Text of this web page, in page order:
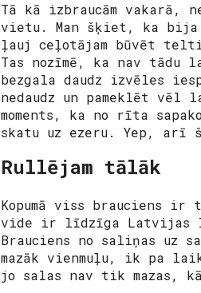
Tā kā izbraucām vakarā,
vietu. Man šķiet, ka
ļauj ceļotājam būvēt
Tas nozīmē, ka nav
bezgala daudz izvēles
nedaudz un pameklēt
moments, ka no rīta
skatu uz ezeru. Yep, arī
Rullējam tālāk
Kopumā viss brauciens
vide ir līdzīga Latvijas
Brauciens no saliņas
mazāk vienmuļu, ik pa
jo salas nav tik mazas,